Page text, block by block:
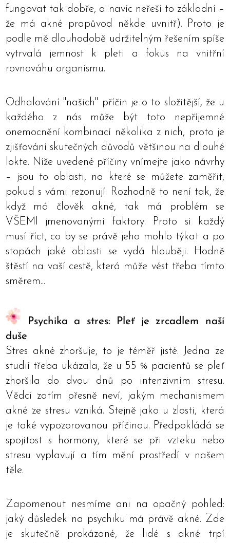
fungovat tak dobře, a navíc neřeší to základní –
že má akné prapůvod někde uvnitř). Proto je
podle mě dlouhodobě udržitelným řešením spíše
vytrvalá jemnost k pleti a fokus na vnitřní
rovnováhu organismu.
Odhalování "našich" příčin je o to složitější, že u
každého z nás může být toto nepříjemné
onemocnění kombinací několika z nich, proto je
zjišťování skutečných důvodů většinou na dlouhé
lokte. Níže uvedené příčiny vnímejte jako návrhy
– jsou to oblasti, na které se můžete zaměřit,
pokud s vámi rezonují. Rozhodně to není tak, že
když má člověk akné, tak má problém se
VŠEMI jmenovanými faktory. Proto si každý
musí říct, co by se právě jeho mohlo týkat a po
stopách jaké oblasti se vydá hlouběji. Hodně
štěstí na vaší cestě, která může vést třeba tímto
směrem...
Psychika a stres: Pleť je zrcadlem naší
duše
Stres akné zhoršuje, to je téměř jisté. Jedna ze
studií třeba ukázala, že u 55 % pacientů se pleť
zhoršila do dvou dnů po intenzivním stresu.
Vědci zatím přesně neví, jakým mechanismem
akné ze stresu vzniká. Stejně jako u zlosti, která
je také vypozorovanou příčinou. Předpokládá se
spojitost s hormony, které se při vzteku nebo
stresu vyplavují a tím mění prostředí v našem
těle.
Zapomenout nesmíme ani na opačný pohled:
jaký důsledek na psychiku má právě akné. Zde
je skutečně prokázané, že lidé s akné trpí